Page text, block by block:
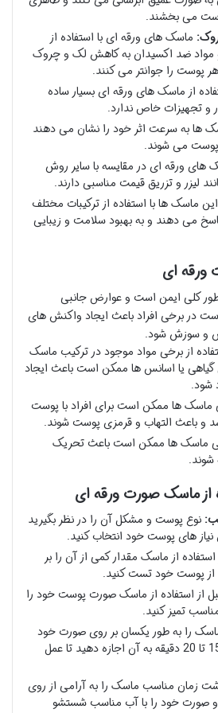
می بخشند.
ماسک های ورقه ای با استفاده از
مواد ضد اکسیدان به کاهش لک و چروک
پوست را جوانتر می کنند.
از ماسک های ورقه ای بسیار ساده
و تجهیزات خاص ندارد.
ها به سرعت اثر خود را نشان می دهند
پوست می شوند.
های ورقه ای در مقایسه با سایر روش
لیزر و تزریق قیمت مناسبی دارند.
این ماسک ها با استفاده از ترکیبات مختلف
می دهند و به بهبود سلامت و زیبایی
ای
کلی ایمن است و عوارض جانبی
در برخی افراد باعث ایجاد واکنش های
و سوزش شود.
از برخی مواد موجود در ترکیب ماسک
گیاهی یا اسانس ها ممکن است باعث ایجاد
شود.
ماسک ها ممکن است برای افراد با پوست
و باعث التهاب و قرمزی پوست شوند.
ماسک ها ممکن است باعث تحریک
شوند.
از ماسک صورت ورقه ای
نوع پوست و مشکل آن را در نظر بگیرید
های پوست خود انتخاب کنید.
استفاده از ماسک مقدار کمی از آن را بر
پوست خود تست کنید.
از استفاده از ماسک صورت پوست خود را
تمیز کنید.
را به طور یکسان بر روی صورت خود
قرار دهید و حدود 15 تا 20 دقیقه به آن اجازه دهید تا عمل
زمان مناسب ماسک را به آرامی از روی
صورت خود را با آب مناسب شستشو